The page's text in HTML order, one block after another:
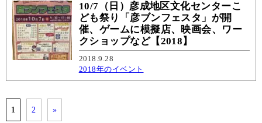
10/7（日）彦成地区文化センターこ
ども祭り「彦ブンフェスタ」が開
催、ゲームに模擬店、映画会、ワー
クショップなど【2018】
2018.9.28
2018年のイベント
1 2 »